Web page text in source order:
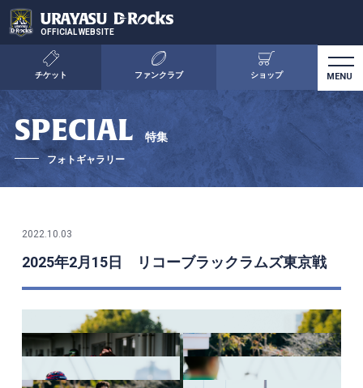
OFFICIAL WEBSITE
チケット ファンクラブ ショップ
SPECIAL 特集
フォトギャラリー
2022.10.03
2025年2月15日 リコーブラックラムズ東京戦